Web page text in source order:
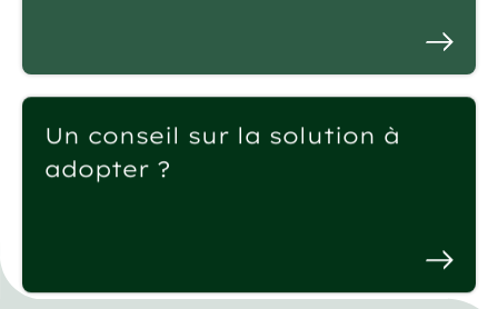
Un conseil sur la solution à
adopter ?